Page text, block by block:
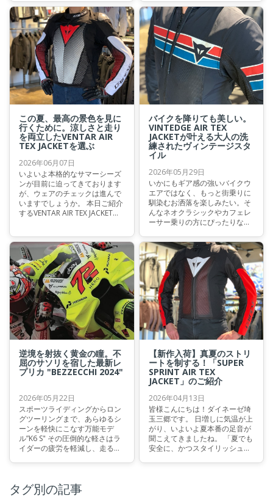
ャケットを着ているのに、熱が
こもって暑い…」 そんなお悩み
を抱えていませんか？ 今回は、
そんな夏のライディングを劇的
に涼しく、快適へと変えてくれ
るダイネーゼ自慢の高機能イン
ナーをご紹介いたします。
そんなお悩みを抱えているライ
ダーはいらっしゃいませんか？
本日は、そんな方にこそ袖を通
していただきたい、今シーズン
大注目の新作アーバンメッシュ
ジャケットをご紹介いたしま
す！
この夏、最高の景色を見に
行くために。涼しさと走り
を両立したVENTAR AIR
TEX JACKETを選ぶ
2026年06月07日
いよいよ本格的なサマーシーズ
ンが目前に迫ってきております
が、ウェアのチェックは進んで
いますでしょうか。 本日ご紹介
するVENTAR AIR TEX JACKET
を高い次元で融合させた一着。
真夏の厳しい暑さをスマートに
いなしつつ、走りのパフォーマ
ンスも追求し続けたい。そんな
欲張りな大人ライダーにこそ袖
を通してほしい、最新のメッシ
ュジャケットをご紹介いたしま
す。
バイクを降りても美しい。
VINTEDGE AIR TEX
JACKETが叶える大人の洗
練されたヴィンテージスタ
イル
2026年05月29日
いかにもギア感の強いバイクウ
エアではなく、もっと街乗りに
馴染むお洒落を楽しみたい。そ
んなネオクラシックやカフェレ
ーサー乗りの方にぴったりなの
AIR TEX JACKET"です。 クラシ
カルで美しい佇まいはもちろ
ん、優れた通気性と安全性も兼
ね備えたこの夏の主役級ジャケ
ットの魅力を余すことなくお届
けします。
逆境を射抜く黄金の瞳。不
屈のサソリを宿した最新レ
プリカ "BEZZECCHI 2024"
2026年05月22日
スポーツライディングからロン
グツーリングまで、あらゆるシ
ーンを軽快にこなす万能モデ
ル”K6 S" その圧倒的な軽さはラ
イダーの疲労を軽減し、走る喜
の最新レプリカグラフィッ
ク”BEZZECCHI 2024がついに登
【新作入荷】真夏のストリ
ートを制する！「SUPER
SPRINT AIR TEX
JACKET」のご紹介
2026年04月13日
皆様こんにちは！ダイネーゼ埼
玉三郷です。 日増しに気温が上
がり、いよいよ夏本番の足音が
聞こえてきましたね。 「夏でも
安全に、かつスタイリッシュに
タグ別の記事